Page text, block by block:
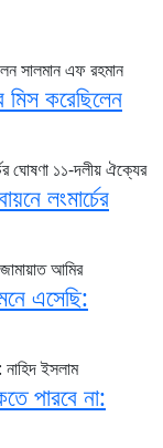
মিস করেছিলেন
লংমার্চের
এসেছি:
পারবে না: